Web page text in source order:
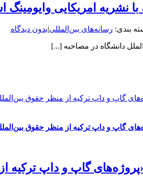
نشریه امریکایی
بندی: رسانه‌های بین‌المللی|بدون دیدگاه
دانشگاه در مصاحبه [...]
گاپ و داپ ترکیه از منظر حقوق
گاپ و داپ ترکیه از منظر حقوق
گاپ و داپ